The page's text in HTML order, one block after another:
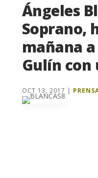
Ángeles
Soprano,
mañana
Gulín
OCT 13, 2017 |